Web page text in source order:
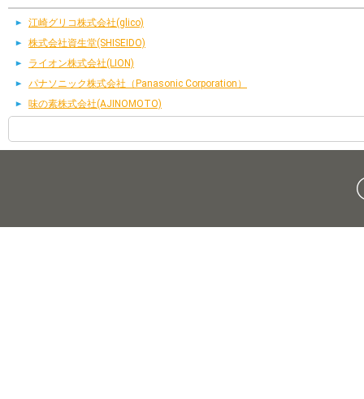
江崎グリコ株式会社(glico)
株式会社資生堂(SHISEIDO)
ライオン株式会社(LION)
パナソニック株式会社（Panasonic Corporation）
味の素株式会社(AJINOMOTO)